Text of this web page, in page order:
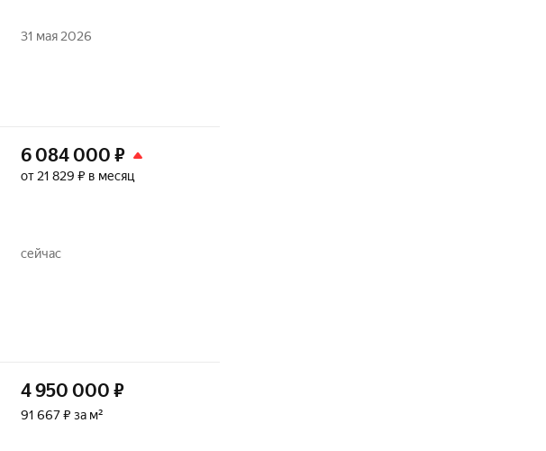
31 мая 2026
6 084 000 ₽
от 21 829 ₽ в месяц
сейчас
4 950 000 ₽
91 667 ₽ за м²